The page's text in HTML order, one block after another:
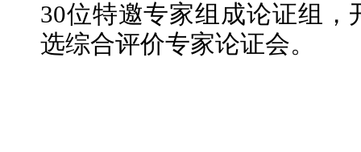
30位特邀专家组成论证组
选综合评价专家论证会。